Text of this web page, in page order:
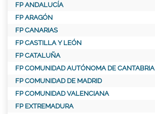
FP ANDALUCÍA
FP ARAGÓN
FP CANARIAS
FP CASTILLA Y LEÓN
FP CATALUÑA
FP COMUNIDAD AUTÓNOMA DE CANTABRIA
FP COMUNIDAD DE MADRID
FP COMUNIDAD VALENCIANA
FP EXTREMADURA